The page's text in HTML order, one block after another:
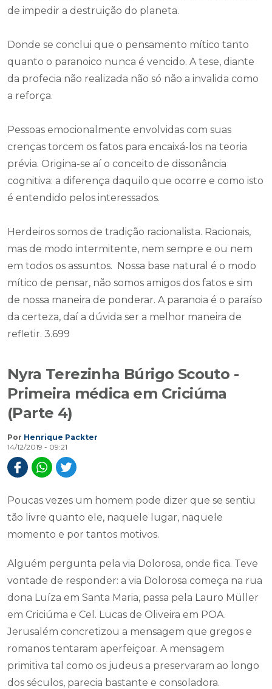
de impedir a destruição do planeta.
Donde se conclui que o pensamento mítico tanto
quanto o paranoico nunca é vencido. A tese, diante
da profecia não realizada não só não a invalida como
a reforça.
Pessoas emocionalmente envolvidas com suas
crenças torcem os fatos para encaixá-los na teoria
prévia. Origina-se aí o conceito de dissonância
cognitiva: a diferença daquilo que ocorre e como isto
é entendido pelos interessados.
Herdeiros somos de tradição racionalista. Racionais,
mas de modo intermitente, nem sempre e ou nem
em todos os assuntos. Nossa base natural é o modo
mítico de pensar, não somos amigos dos fatos e sim
de nossa maneira de ponderar. A paranoia é o paraíso
da certeza, daí a dúvida ser a melhor maneira de
refletir. 3.699
Nyra Terezinha Búrigo Scouto -
Primeira médica em Criciúma
(Parte 4)
Por Henrique Packter
14/12/2019 - 09:21
Poucas vezes um homem pode dizer que se sentiu
tão livre quanto ele, naquele lugar, naquele
momento e por tantos motivos.
Alguém pergunta pela via Dolorosa, onde fica. Teve
vontade de responder: a via Dolorosa começa na rua
dona Luíza em Santa Maria, passa pela Lauro Müller
em Criciúma e Cel. Lucas de Oliveira em POA.
Jerusalém concretizou a mensagem que gregos e
romanos tentaram aperfeiçoar. A mensagem
primitiva tal como os judeus a preservaram ao longo
dos séculos, parecia bastante e consoladora.